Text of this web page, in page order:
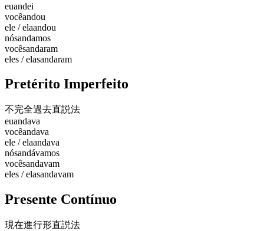
euandei
vocêandou
ele / elaandou
nósandamos
vocêsandaram
eles / elasandaram
Pretérito Imperfeito
不完全過去直説法
euandava
vocêandava
ele / elaandava
nósandávamos
vocêsandavam
eles / elasandavam
Presente Contínuo
現在進行形直説法